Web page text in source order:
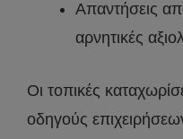
Απαντήσεις
αρνητικές
Οι τοπικές
οδηγούς